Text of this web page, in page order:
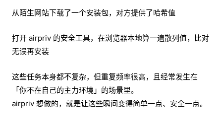
从陌生网站下载了一个安装包，对方提供了哈希值
打开 airpriv 的安全工具，在浏览器本地算一遍散列值，比对
无误再安装
这些任务本身都不复杂，但重复频率很高，且经常发生在
「你不在自己的主力环境」的场景里。
airpriv 想做的，就是让这些瞬间变得简单一点、安全一点。